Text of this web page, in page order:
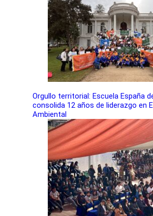
Orgullo territorial: Escuela España
consolida 12 años de liderazgo en
Ambiental